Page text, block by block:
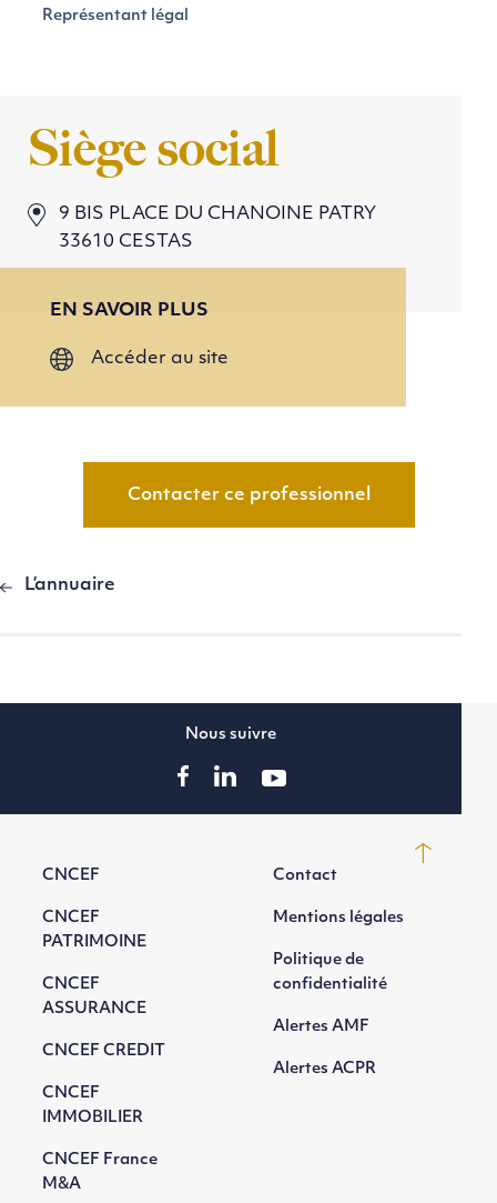
Représentant légal
Siège social
9 BIS PLACE DU CHANOINE PATRY
33610 CESTAS
EN SAVOIR PLUS
Accéder au site
Contacter ce professionnel
L’annuaire
CNCEF
CNCEF
PATRIMOINE
CNCEF
ASSURANCE
CNCEF CREDIT
CNCEF
IMMOBILIER
CNCEF France
M&A
Contact
Mentions légales
Politique de
confidentialité
Alertes AMF
Alertes ACPR
Nous suivre